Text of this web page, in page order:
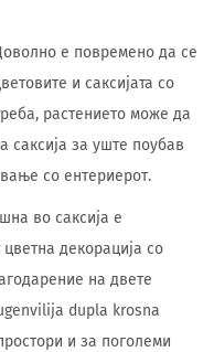
е повремено да се
и саксијата со
растението може да
саксија за уште поубав
со ентериерот.
во саксија е
декорација со
на двете
dupla krosna
и за поголеми